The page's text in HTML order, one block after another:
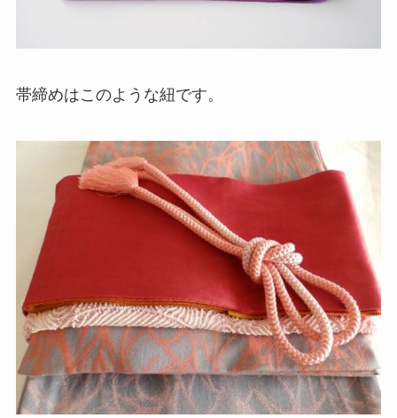
帯締めはこのような紐です。